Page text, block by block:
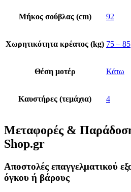
Μήκος σούβλας (cm) 92
Χωρητικότητα κρέατος (kg) 75 – 85
Θέση μοτέρ Κάτω
Καυστήρες (τεμάχια) 4
Μεταφορές &
Shop.gr
Αποστολές επαγγελματικού
όγκου ή βάρους